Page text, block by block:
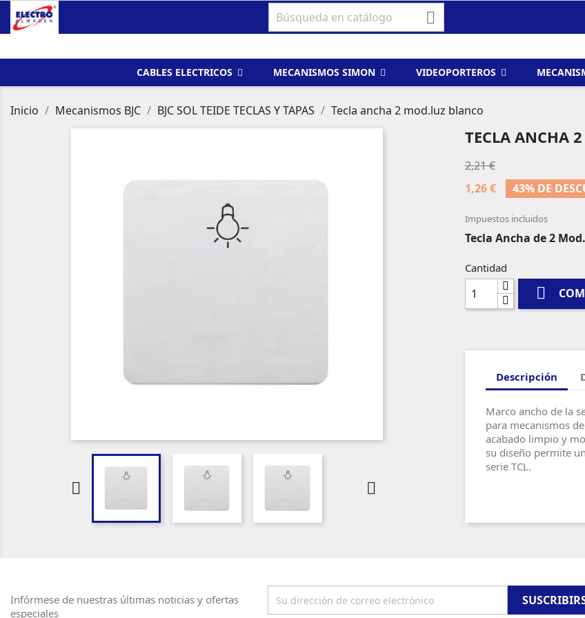

CABLES ELECTRICOS MECANISMOS SIMON VIDEOPORTEROS
Inicio Mecanismos BJC BJC SOL TEIDE TECLAS Y TAPAS Tecla ancha 2 mod.luz blanco
 
TECLA ANCHA
2,21 €
1,26 €
43% DE
Impuestos incluidos
Tecla Ancha de 2
Cantidad

Descripción
Marco ancho de la
para mecanismos
acabado limpio y
su diseño permite
serie TCL.
Infórmese de nuestras últimas noticias y ofertas
especiales